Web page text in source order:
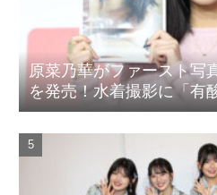
原菜乃華がファースト写
を発売！水着撮影に「有
頑張りました」